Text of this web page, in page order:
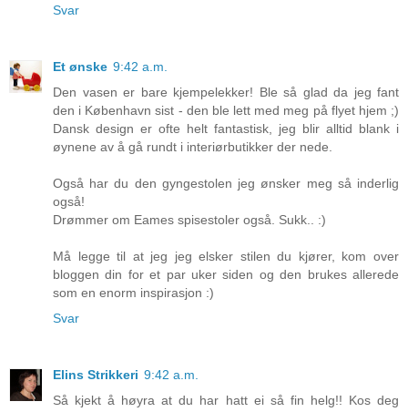
Svar
Et ønske 9:42 a.m.
Den vasen er bare kjempelekker! Ble så glad da jeg fant
den i København sist - den ble lett med meg på flyet hjem ;)
Dansk design er ofte helt fantastisk, jeg blir alltid blank i
øynene av å gå rundt i interiørbutikker der nede.
Også har du den gyngestolen jeg ønsker meg så inderlig
også!
Drømmer om Eames spisestoler også. Sukk.. :)
Må legge til at jeg jeg elsker stilen du kjører, kom over
bloggen din for et par uker siden og den brukes allerede
som en enorm inspirasjon :)
Svar
Elins Strikkeri 9:42 a.m.
Så kjekt å høyra at du har hatt ei så fin helg!! Kos deg